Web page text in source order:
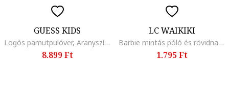
GUESS KIDS
Logós pamutpulóver, Aranyszín/Csontszín
8.899 Ft
LC WAIKIKI
Barbie mintás póló és rövidnadrág szett, Fukszia/Pasztellrózsaszín
1.795 Ft